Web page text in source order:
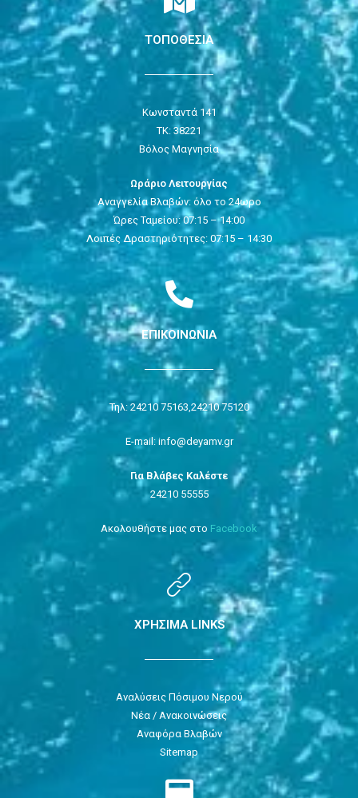
ΤΟΠΟΘΕΣΙΑ
Κωνσταντά 141
ΤΚ: 38221
Βόλος Μαγνησία
Ωράριο Λειτουργίας
Αναγγελία Βλαβών: όλο το 24ωρο
Ώρες Ταμείου: 07:15 – 14:00
Λοιπές Δραστηριότητες: 07:15 – 14:30
ΕΠΙΚΟΙΝΩΝΙΑ
Τηλ: 24210 75163,24210 75120
E-mail: info@deyamv.gr
Για Βλάβες Καλέστε
24210 55555
Ακολουθήστε μας στο Facebook
ΧΡΗΣΙΜΑ LINKS
Αναλύσεις Πόσιμου Νερού
Νέα / Ανακοινώσεις
Αναφόρα Βλαβών
Sitemap